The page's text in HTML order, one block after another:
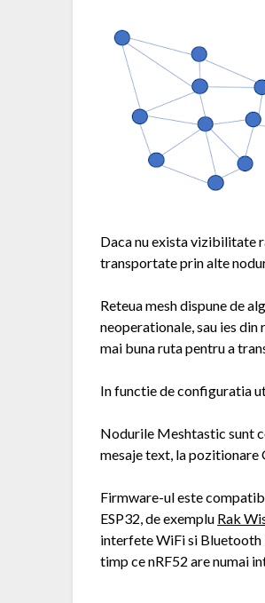
Daca nu exista vizibilitate
transportate prin alte
Reteua mesh dispune de
neoperationale, sau ies
mai buna ruta pentru a
In functie de configuratia
Nodurile Meshtastic sunt
mesaje text, la pozitionare
Firmware-ul este
ESP32, de exemplu Rak
interfete WiFi si Bluetooth
timp ce nRF52 are numai